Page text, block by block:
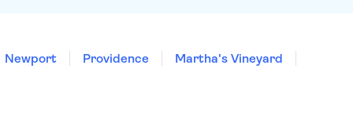
Newport Providence
Martha's Vineyard